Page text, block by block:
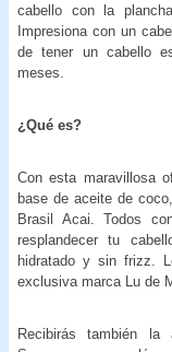
cabello con la
Impresiona con un
de tener un cabello
meses.
¿Qué es?
Con esta maravillosa
base de aceite de
Brasil Acai. Todos
resplandecer tu
hidratado y sin frizz.
exclusiva marca Lu de
Recibirás también la